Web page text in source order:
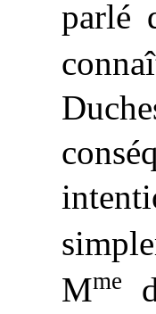
parlé
Mme